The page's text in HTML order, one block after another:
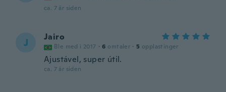
ca. 7 år siden
J Jairo
Ble med i 2017 · 6 omtaler · 5 opplastinger
Ajustável, super útil.
ca. 7 år siden